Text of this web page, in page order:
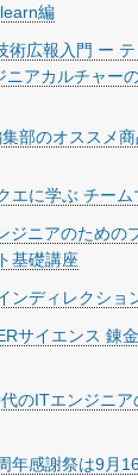
編
広報入門 ー テ
ニアカルチャー
部のオススメ商
エに学ぶ チー
ジニアのための
基礎講座
ンディレクショ
サイエンス 錬
のITエンジニア
年感謝祭は9月